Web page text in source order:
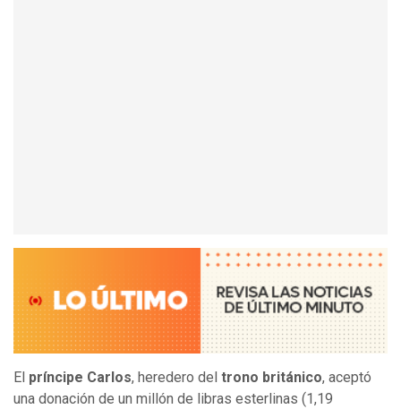
El príncipe Carlos, heredero del trono británico, aceptó
una donación de un millón de libras esterlinas (1,19